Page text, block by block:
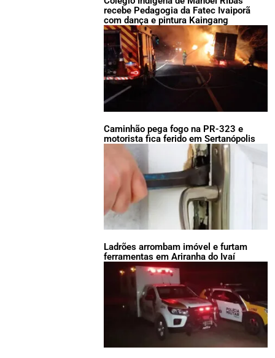
recebe Pedagogia da Fatec Ivaiporã
com dança e pintura Kaingang
Caminhão pega fogo na PR-323 e
motorista fica ferido em Sertanópolis
Ladrões arrombam imóvel e furtam
ferramentas em Ariranha do Ivaí